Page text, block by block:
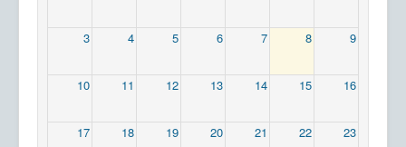
3 4 5 6 7 8 9
10 11 12 13 14 15 16
17 18 19 20 21 22 23